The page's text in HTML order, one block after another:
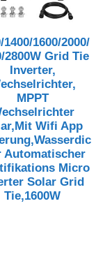
1400/1600/2000/
2800W Grid Tie
Inverter,
MPPT
Wifi App
Automatischer
Micro
Solar Grid
Tie,1600W